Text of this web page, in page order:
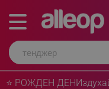
⭐ РОЖДЕН ДЕН